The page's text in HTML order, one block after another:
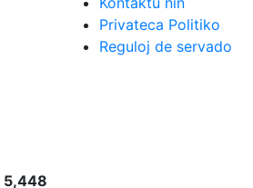
Privateca Politiko
Reguloj de servado
5,448